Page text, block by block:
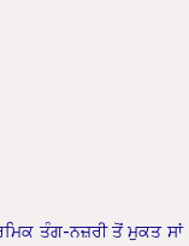
ਤੰਗ-ਨਜ਼ਰੀ ਤੋਂ ਮੁਕਤ